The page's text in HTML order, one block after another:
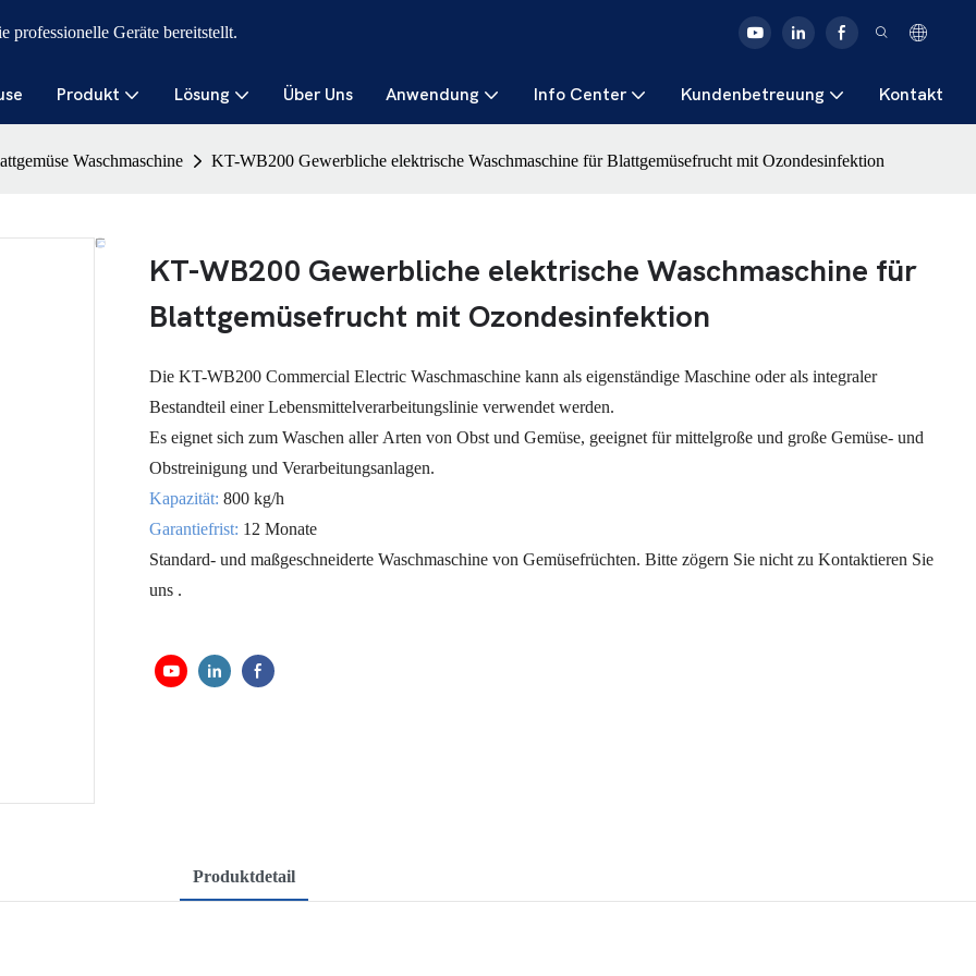
professionelle Geräte bereitstellt.
Produkt Lösung Über Uns Anwendung Info Center Kundenbetreuung Kontakt
Waschmaschine KT-WB200 Gewerbliche elektrische Waschmaschine für Blattgemüsefrucht mit Ozondesinfektion
KT-WB200 Gewerbliche elektrische Waschmaschine für
Blattgemüsefrucht mit Ozondesinfektion
Die KT-WB200 Commercial Electric Waschmaschine kann als eigenständige Maschine oder als integraler
Bestandteil einer Lebensmittelverarbeitungslinie verwendet werden.
Es eignet sich zum Waschen aller Arten von Obst und Gemüse, geeignet für mittelgroße und große Gemüse- und
Obstreinigung und Verarbeitungsanlagen.
Kapazität: 800 kg/h
Garantiefrist: 12 Monate
Standard- und maßgeschneiderte Waschmaschine von Gemüsefrüchten. Bitte zögern Sie nicht zu Kontaktieren Sie
uns .
Produktdetail